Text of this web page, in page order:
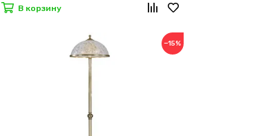
В корзину
−15%